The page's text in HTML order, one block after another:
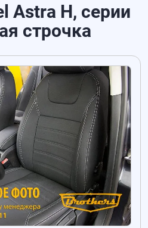
Astra H, серии
строчка